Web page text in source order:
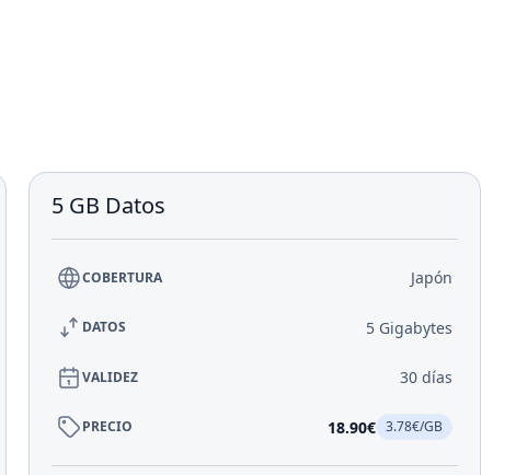
5 GB Datos
COBERTURA Japón
DATOS 5 Gigabytes
VALIDEZ 30 días
PRECIO 18.90€ 3.78€/GB